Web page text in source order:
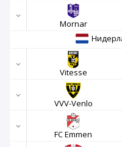
Mornar
Vitesse
VVV-Venlo
FC Emmen